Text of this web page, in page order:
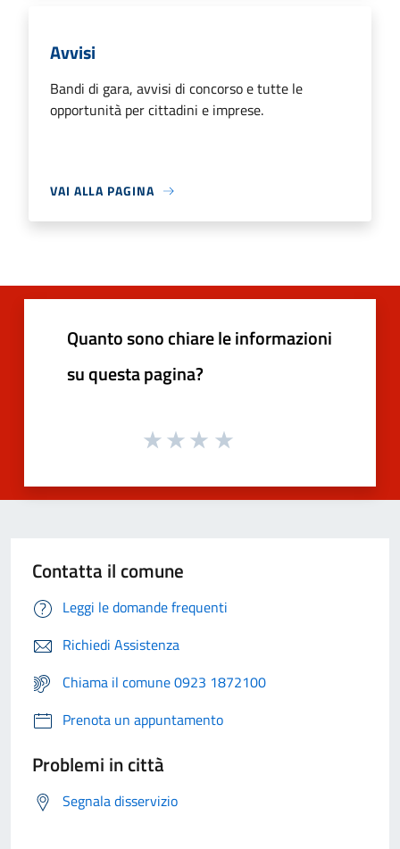
Avvisi
Bandi di gara, avvisi di concorso e tutte le
opportunità per cittadini e imprese.
VAI ALLA PAGINA
Quanto sono chiare le informazioni
su questa pagina?
Contatta il comune
Leggi le domande frequenti
Richiedi Assistenza
Chiama il comune 0923 1872100
Prenota un appuntamento
Problemi in città
Segnala disservizio